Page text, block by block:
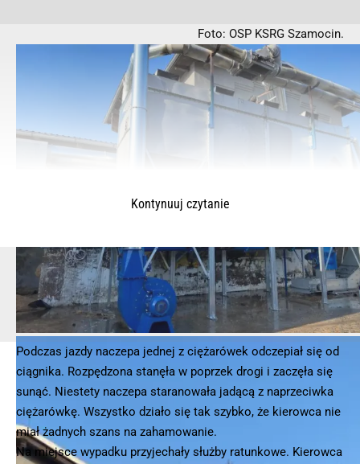
Foto: OSP KSRG Szamocin.
Podczas jazdy naczepa jednej z ciężarówek odczepiał się od
ciągnika. Rozpędzona stanęła w poprzek drogi i zaczęła się
sunąć. Niestety naczepa staranowała jadącą z naprzeciwka
ciężarówkę. Wszystko działo się tak szybko, że kierowca nie
miał żadnych szans na zahamowanie.
Na miejsce wypadku przyjechały służby ratunkowe. Kierowca
Kontynuuj czytanie
© 2025 – Wielkopolska 112, Wszelkie prawa zastrzeżone |hvln.pl